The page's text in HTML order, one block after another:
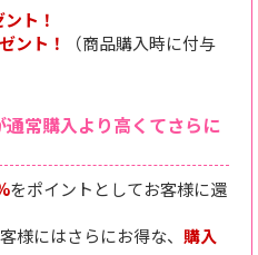
ト！
ント！
（商品購入時に付与
常購入より高くてさらに
をポイントとしてお客様に還
様にはさらにお得な、 購入